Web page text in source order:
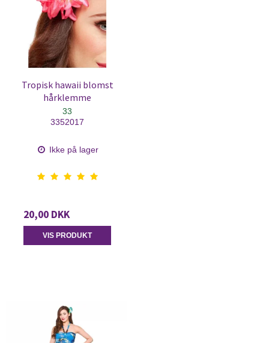
Tropisk hawaii blomst
hårklemme
33
3352017
Ikke på lager
20,00 DKK
VIS PRODUKT